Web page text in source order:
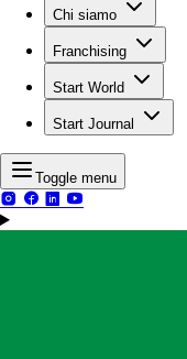
Chi siamo
Franchising
Start World
Start Journal
Toggle menu